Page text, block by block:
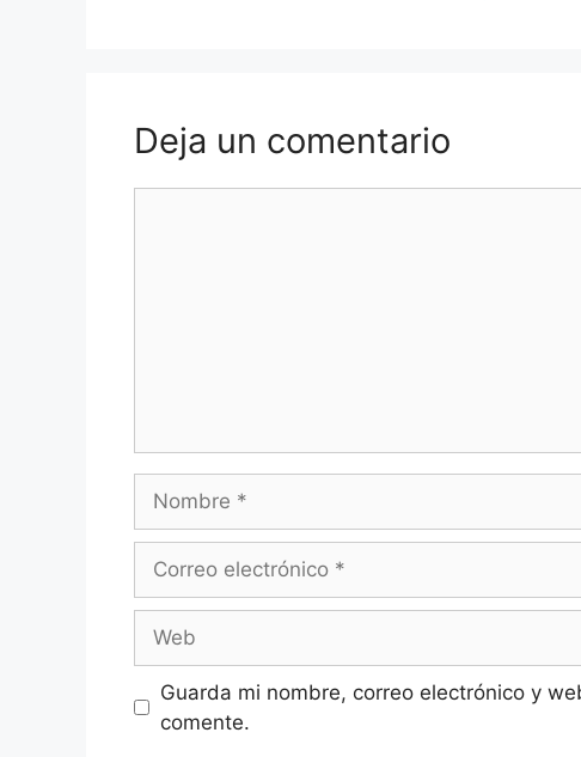
Deja un comentario
electrónico
Guarda mi nombre, correo electrónico y
comente.